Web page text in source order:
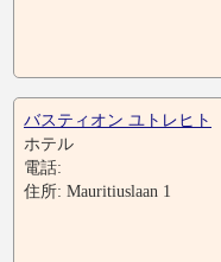
バスティオン ユトレヒト
ホテル
電話:
住所: Mauritiuslaan 1